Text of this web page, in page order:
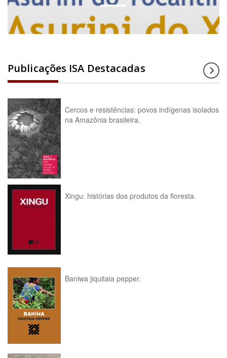
Publicações ISA Destacadas
Cercos e resistências: povos indígenas isolados
na Amazônia brasileira.
Xingu: histórias dos produtos da floresta.
Baniwa jiquitaia pepper.